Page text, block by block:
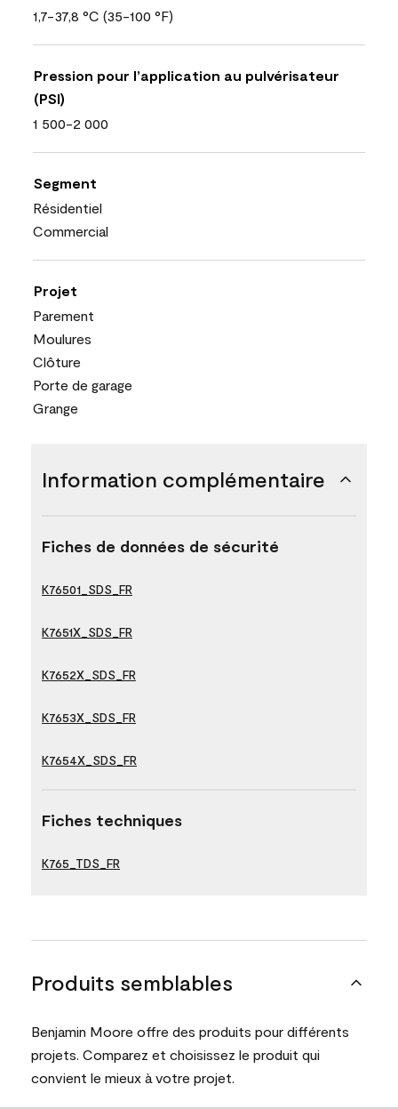
1,7-37,8 °C (35-100 °F)
Pression pour l’application au pulvérisateur
(PSI)
1 500-2 000
Segment
Résidentiel
Commercial
Projet
Parement
Moulures
Clôture
Porte de garage
Grange
Information complémentaire
Fiches de données de sécurité
K76501_SDS_FR
K7651X_SDS_FR
K7652X_SDS_FR
K7653X_SDS_FR
K7654X_SDS_FR
Fiches techniques
K765_TDS_FR
Produits semblables
Benjamin Moore offre des produits pour différents
projets. Comparez et choisissez le produit qui
convient le mieux à votre projet.